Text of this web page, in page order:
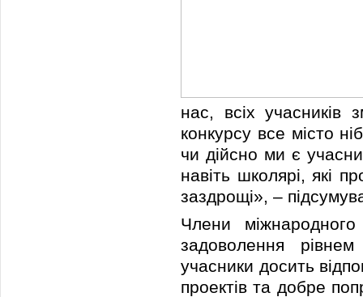
нас, всіх учасників
конкурсу все місто
чи дійсно ми є
навіть школярі, які
заздрощі», –
Члени
задоволення
учасники досить
проектів та добре